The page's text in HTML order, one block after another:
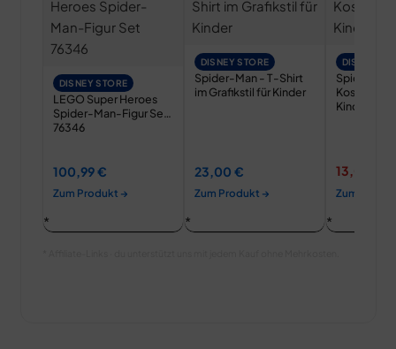
DISNEY STORE
LEGO Super Heroes
Spider-Man-Figur Set
76346
100,99 €
Zum Produkt →
DISNEY STORE
Spider-Man - T-Shirt
im Grafikstil für Kinder
23,00 €
Zum Produkt →
DISNEY
Spider-
Kinder
13,00 €
Zum